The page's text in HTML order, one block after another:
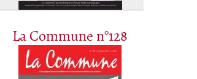
La Commune n°128